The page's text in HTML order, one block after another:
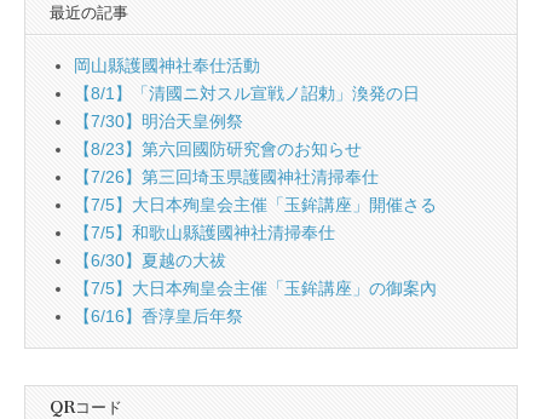
最近の記事
岡山縣護國神社奉仕活動
【8/1】「清國ニ対スル宣戦ノ詔勅」渙発の日
【7/30】明治天皇例祭
【8/23】第六回國防研究會のお知らせ
【7/26】第三回埼玉県護國神社清掃奉仕
【7/5】大日本殉皇会主催「玉鉾講座」開催さる
【7/5】和歌山縣護國神社清掃奉仕
【6/30】夏越の大祓
【7/5】大日本殉皇会主催「玉鉾講座」の御案內
【6/16】香淳皇后年祭
QRコード